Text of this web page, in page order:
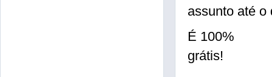
assunto até o
É 100%
grátis!